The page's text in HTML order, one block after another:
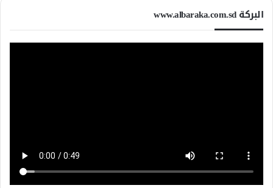
البركة www.albaraka.com.sd